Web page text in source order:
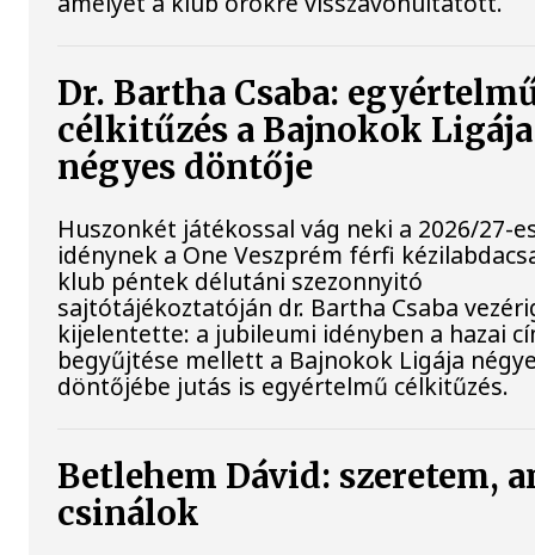
Dr. Bartha Csaba:
célkitűzés a Bajnokok Ligája
négyes döntője
Huszonkét játékossal vág neki a 2026/27-
idénynek a One Veszprém férfi
klub péntek délutáni szezonnyitó
sajtótájékoztatóján dr. Bartha Csaba
kijelentette: a jubileumi idényben a hazai
begyűjtése mellett a Bajnokok Ligája
döntőjébe jutás is egyértelmű célkitűzés.
Betlehem Dávid: szeretem,
csinálok